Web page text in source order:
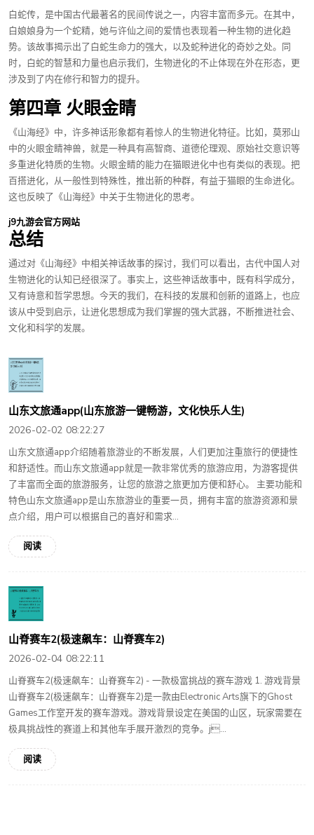
白蛇传，是中国古代最著名的民间传说之一，内容丰富而多元。在其中，
白娘娘身为一个蛇精，她与许仙之间的爱情也表现着一种生物的进化趋
势。该故事揭示出了白蛇生命力的强大，以及蛇种进化的奇妙之处。同
时，白蛇的智慧和力量也启示我们，生物进化的不止体现在外在形态，更
涉及到了内在修行和智力的提升。
第四章 火眼金睛
《山海经》中，许多神话形象都有着惊人的生物进化特征。比如，莫邪山
中的火眼金睛神兽，就是一种具有高智商、道德伦理观、原始社交意识等
多重进化特质的生物。火眼金睛的能力在猫眼进化中也有类似的表现。把
百搭进化，从一般性到特殊性，推出新的种群，有益于猫眼的生命进化。
这也反映了《山海经》中关于生物进化的思考。
j9九游会官方网站
总结
通过对《山海经》中相关神话故事的探讨，我们可以看出，古代中国人对
生物进化的认知已经很深了。事实上，这些神话故事中，既有科学成分，
又有诗意和哲学思想。今天的我们，在科技的发展和创新的道路上，也应
该从中受到启示，让进化思想成为我们掌握的强大武器，不断推进社会、
文化和科学的发展。
山东文旅通app(山东旅游一键畅游，文化快乐人生)
2026-02-02 08:22:27
山东文旅通app介绍随着旅游业的不断发展，人们更加注重旅行的便捷性
和舒适性。而山东文旅通app就是一款非常优秀的旅游应用，为游客提供
了丰富而全面的旅游服务，让您的旅游之旅更加方便和舒心。 主要功能和
特色山东文旅通app是山东旅游业的重要一员，拥有丰富的旅游资源和景
点介绍，用户可以根据自己的喜好和需求...
阅读
山脊赛车2(极速飙车：山脊赛车2)
2026-02-04 08:22:11
山脊赛车2(极速飙车：山脊赛车2) - 一款极富挑战的赛车游戏 1. 游戏背景
山脊赛车2(极速飙车：山脊赛车2)是一款由Electronic Arts旗下的Ghost
Games工作室开发的赛车游戏。游戏背景设定在美国的山区，玩家需要在
极具挑战性的赛道上和其他车手展开激烈的竞争。j...
阅读